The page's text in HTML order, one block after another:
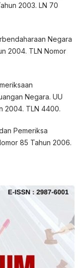
2003. LN 70
Negara
2004. TLN Nomor
Negara. UU
2004. TLN 4400.
Pemeriksa
85 Tahun 2006.